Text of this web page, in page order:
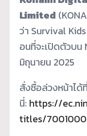
Limited
ว่า Survival
อนที่จะเปิดตัวบน
มิถุนายน 2025
สั่งซื้อล่วงหน้าได้
นี่: https://
titles/